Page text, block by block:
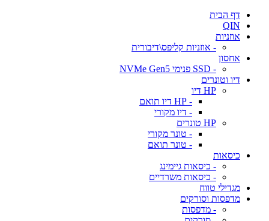
דף הבית
QIN
אוזניות
- אוזניות קליפס\דיבורית
אחסון
- SSD פנימי NVMe Gen5
דיו וטונרים
HP דיו
- HP דיו תואם
- דיו מקורי
HP טונרים
- טונר מקורי
- טונר תואם
כיסאות
- כיסאות גיימינג
- כיסאות משרדיים
מגדילי טווח
מדפסות וסורקים
- מדפסות